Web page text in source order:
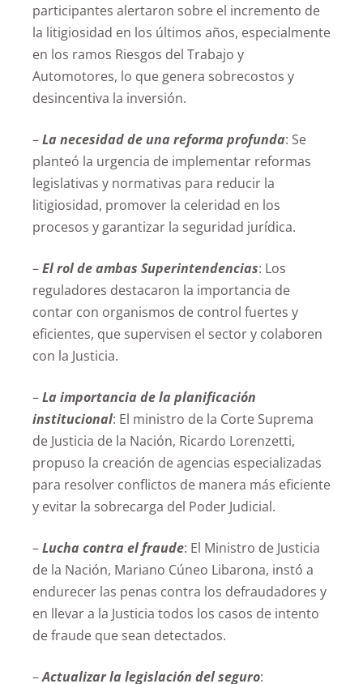
participantes alertaron sobre el incremento de
la litigiosidad en los últimos años, especialmente
en los ramos Riesgos del Trabajo y
Automotores, lo que genera sobrecostos y
desincentiva la inversión.
–La necesidad de una reforma profunda: Se
planteó la urgencia de implementar reformas
legislativas y normativas para reducir la
litigiosidad, promover la celeridad en los
procesos y garantizar la seguridad jurídica.
–El rol de ambas Superintendencias: Los
reguladores destacaron la importancia de
contar con organismos de control fuertes y
eficientes, que supervisen el sector y colaboren
con la Justicia.
–La importancia de la planificación
institucional: El ministro de la Corte Suprema
de Justicia de la Nación, Ricardo Lorenzetti,
propuso la creación de agencias especializadas
para resolver conflictos de manera más eficiente
y evitar la sobrecarga del Poder Judicial.
–Lucha contra el fraude: El Ministro de Justicia
de la Nación, Mariano Cúneo Libarona, instó a
endurecer las penas contra los defraudadores y
en llevar a la Justicia todos los casos de intento
de fraude que sean detectados.
–Actualizar la legislación del seguro: